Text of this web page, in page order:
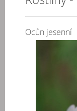
Ocůn jesenní